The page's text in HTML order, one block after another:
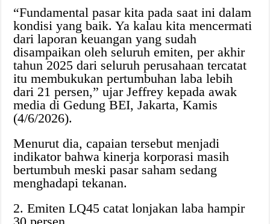
“Fundamental pasar kita pada saat ini dalam
kondisi yang baik. Ya kalau kita mencermati
dari laporan keuangan yang sudah
disampaikan oleh seluruh emiten, per akhir
tahun 2025 dari seluruh perusahaan tercatat
itu membukukan pertumbuhan laba lebih
dari 21 persen,” ujar Jeffrey kepada awak
media di Gedung BEI, Jakarta, Kamis
(4/6/2026).
Menurut dia, capaian tersebut menjadi
indikator bahwa kinerja korporasi masih
bertumbuh meski pasar saham sedang
menghadapi tekanan.
2. Emiten LQ45 catat lonjakan laba hampir